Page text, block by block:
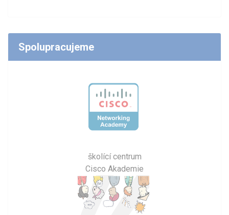
Spolupracujeme
školící centrum
Cisco Akademie